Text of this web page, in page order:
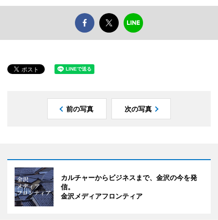
前の写真 次の写真
カルチャーからビジネスまで、金沢の今を発
信。
金沢メディアフロンティア